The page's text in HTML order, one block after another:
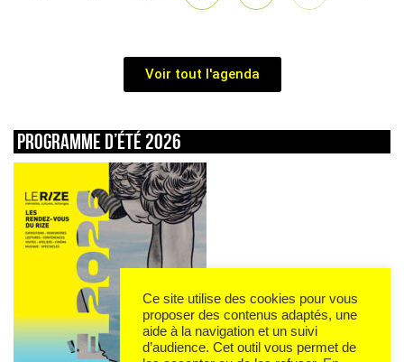
Voir tout l'agenda
Programme d’été 2026
Ce site utilise des cookies pour vous
proposer des contenus adaptés, une
aide à la navigation et un suivi
d’audience. Cet outil vous permet de